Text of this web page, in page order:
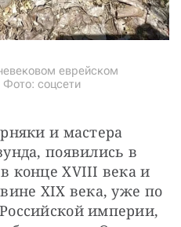
еврейском
Фото: соцсети
и мастера
появились в
конце XVIII века и
XIX века, уже по
империи,